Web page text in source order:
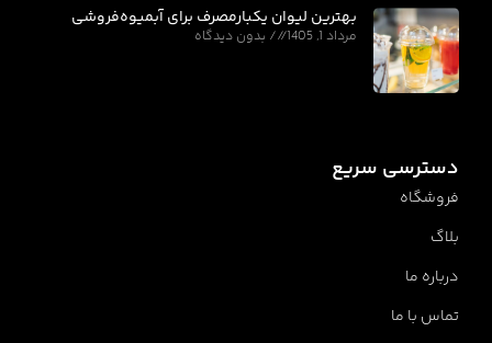
بهترین لیوان یکبارمصرف برای آبمیوه‌فروشی
مرداد 1, 1405 بدون دیدگاه
دسترسی سریع
فروشگاه
بلاگ
درباره ما
تماس با ما